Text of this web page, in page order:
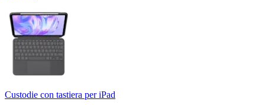
Custodie con tastiera per iPad